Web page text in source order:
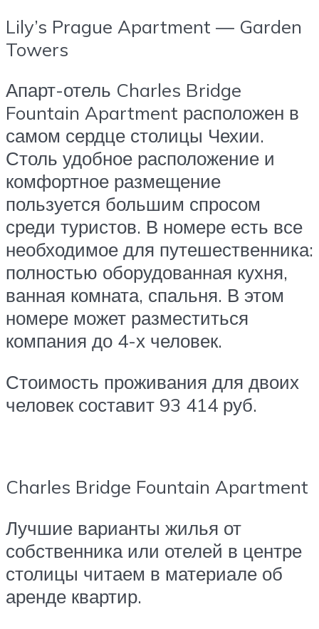
Lily’s Prague Apartment — Garden
Towers
Апарт-отель Charles Bridge
Fountain Apartment расположен в
самом сердце столицы Чехии.
Столь удобное расположение и
комфортное размещение
пользуется большим спросом
среди туристов. В номере есть все
необходимое для путешественника:
полностью оборудованная кухня,
ванная комната, спальня. В этом
номере может разместиться
компания до 4-х человек.
Стоимость проживания для двоих
человек составит 93 414 руб.
Charles Bridge Fountain Apartment
Лучшие варианты жилья от
собственника или отелей в центре
столицы читаем в материале об
аренде квартир.